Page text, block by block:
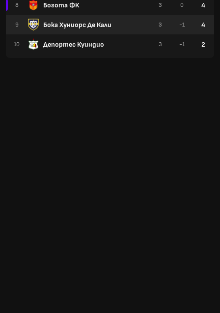
8 Богота ФК
9 Бока Хуниорс Де Кали
10 Депортес Куиндио
3 0 4
3 -1 4
3 -1 2